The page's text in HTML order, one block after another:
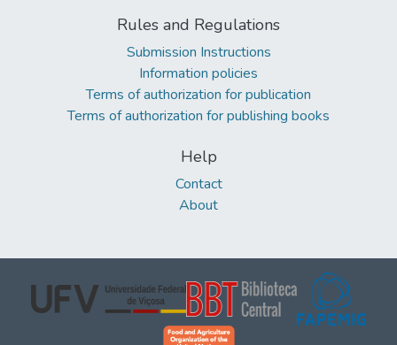
Rules and Regulations
Submission Instructions
Information policies
Terms of authorization for publication
Terms of authorization for publishing books
Help
Contact
About